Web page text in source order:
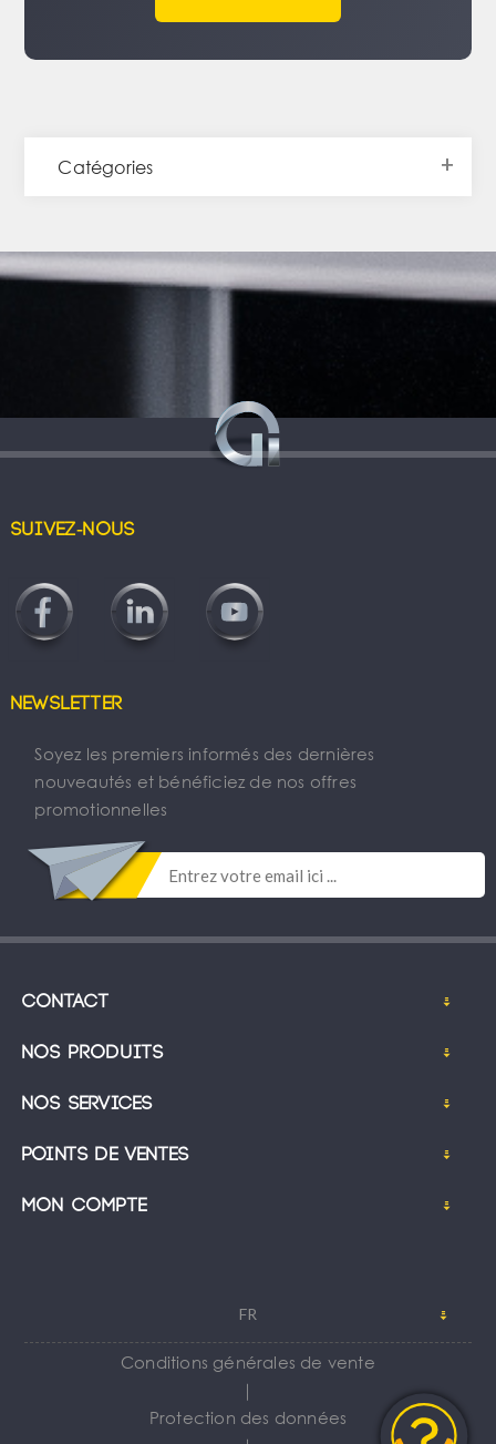
Catégories
Suivez-nous
Newsletter
Soyez les premiers informés des dernières
nouveautés et bénéficiez de nos offres
promotionnelles
Contact
Nos produits
Nos services
Points de ventes
Mon compte
FR
Conditions générales de vente
｜
Protection des données